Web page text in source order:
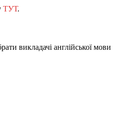
ТУТ.
викладачі англійської мови